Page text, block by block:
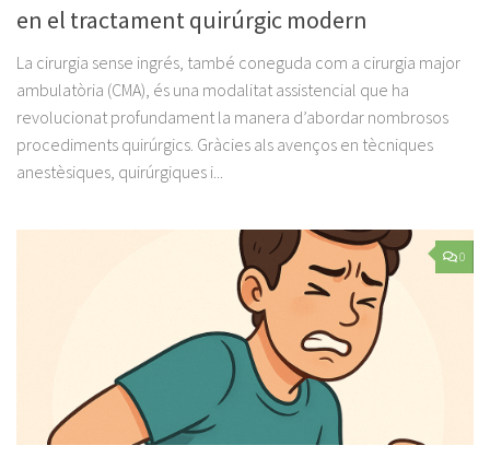
en el tractament quirúrgic modern
La cirurgia sense ingrés, també coneguda com a cirurgia major
ambulatòria (CMA), és una modalitat assistencial que ha
revolucionat profundament la manera d’abordar nombrosos
procediments quirúrgics. Gràcies als avenços en tècniques
anestèsiques, quirúrgiques i...
0